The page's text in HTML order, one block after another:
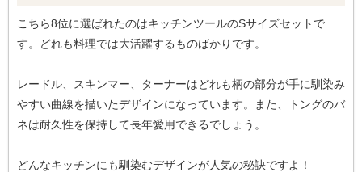
こちら8位に選ばれたのはキッチンツールのSサイズセットで
す。どれも料理では大活躍するものばかりです。
レードル、スキンマー、ターナーはどれも柄の部分が手に馴染み
やすい曲線を描いたデザインになっています。また、トングのバ
ネは耐久性を保持して長年愛用できるでしょう。
どんなキッチンにも馴染むデザインが人気の秘訣ですよ！